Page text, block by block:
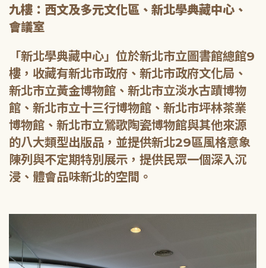
九樓：西文及多元文化區、新北學典藏中心、
會議室
「新北學典藏中心」位於新北市立圖書館總館9
樓，收藏有新北市政府、新北市政府文化局、
新北市立黃金博物館、新北市立淡水古蹟博物
館、新北市立十三行博物館、新北市坪林茶業
博物館、新北市立鶯歌陶瓷博物館與其他來源
的八大類型出版品，並提供新北29區風格意象
陳列與不定期特別展示，提供民眾一個深入沉
浸、體會品味新北的空間。